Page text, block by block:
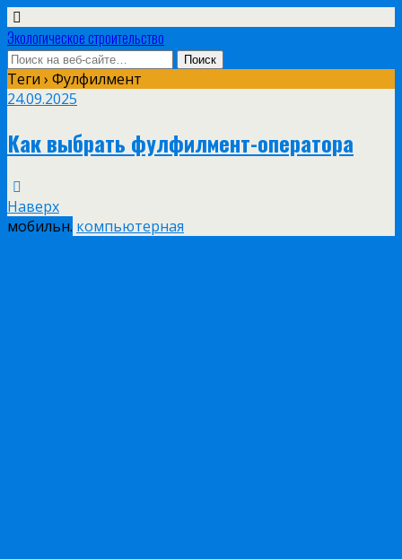
Экологическое строительство
Теги › Фулфилмент
24.09.2025
Как выбрать фулфилмент-оператора
Наверх
мобильн. компьютерная